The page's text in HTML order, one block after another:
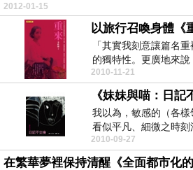
2012-01-15
以旅行召喚身體《
「其實我刻意讓篇名
的獨特性。更廣地來
以是我借來的...
2010-11-21
我以為，敏感的（各
看似平凡、細微之時
性」，而對於...
2010-09-27
在繁華夢裡保持清醒《全面都市化的